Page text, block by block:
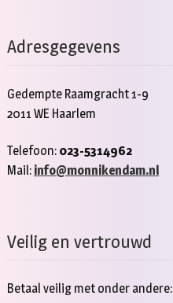
Adresgegevens
Gedempte Raamgracht 1-9
2011 WE Haarlem
Telefoon: 023-5314962
Mail: info@monnikendam.nl
Veilig en vertrouwd
Betaal veilig met onder andere: